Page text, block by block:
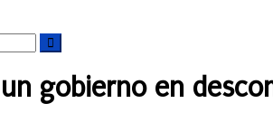
gobierno en